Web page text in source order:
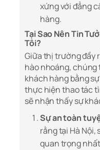
xứng với đẳng
hàng.
Tại Sao Nên Tin
Tôi?
Giữa thị trường đầy
hào nhoáng,
khách hàng bằng
thực hiện thao tác
sẽ nhận thấy sự
Sự an toàn
rằng tại Hà Nội,
quan trọng